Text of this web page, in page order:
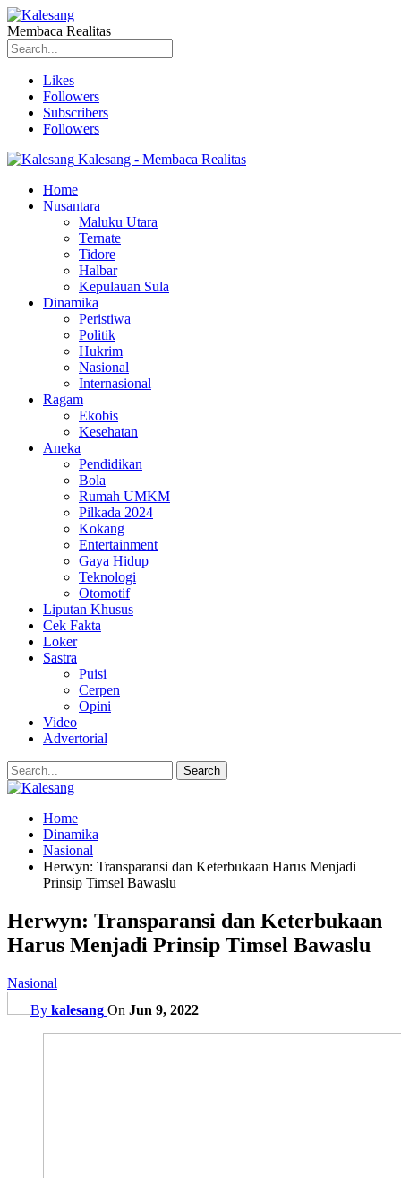
Membaca Realitas
Likes
Followers
Subscribers
Followers
Kalesang - Membaca Realitas
Home
Nusantara
Maluku Utara
Ternate
Tidore
Halbar
Kepulauan Sula
Dinamika
Peristiwa
Politik
Hukrim
Nasional
Internasional
Ragam
Ekobis
Kesehatan
Aneka
Pendidikan
Bola
Rumah UMKM
Pilkada 2024
Kokang
Entertainment
Gaya Hidup
Teknologi
Otomotif
Liputan Khusus
Cek Fakta
Loker
Sastra
Puisi
Cerpen
Opini
Video
Advertorial
Home
Dinamika
Nasional
Herwyn: Transparansi dan Keterbukaan Harus Menjadi
Prinsip Timsel Bawaslu
Herwyn: Transparansi dan Keterbukaan
Harus Menjadi Prinsip Timsel Bawaslu
Nasional
By kalesang On Jun 9, 2022